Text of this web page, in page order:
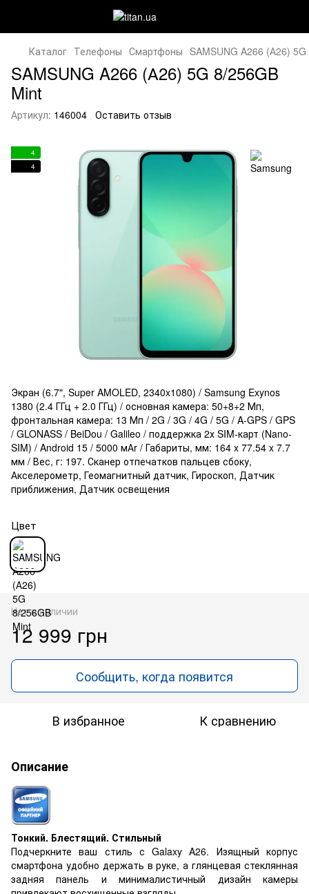
Каталог Телефоны Смартфоны SAMSUNG A266 (А26)
SAMSUNG A266 (А26) 5G 8/256GB
Mint
Артикул: 146004 Оставить отзыв
4
4
Экран (6.7", Super AMOLED, 2340x1080) / Samsung Exynos
1380 (2.4 ГГц + 2.0 ГГц) / основная камера: 50+8+2 Мп,
фронтальная камера: 13 Мп / 2G / 3G / 4G / 5G / A-GPS / GPS
/ GLONASS / BeiDou / Galileo / поддержка 2х SIM-карт (Nano-
SIM) / Android 15 / 5000 мАr / Габариты, мм: 164 x 77.54 x 7.7
мм / Вес, г: 197. Сканер отпечатков пальцев сбоку,
Акселерометр, Геомагнитный датчик, Гироскоп, Датчик
приближения, Датчик освещения
Цвет
Нет в наличии
12 999 грн
Сообщить, когда появится
В избранное К сравнению
Описание
Тонкий. Блестящий. Стильный
Подчеркните ваш стиль с Galaxy A26. Изящный корпус
смартфона удобно держать в руке, а глянцевая стеклянная
задняя панель и минималистичный дизайн камеры